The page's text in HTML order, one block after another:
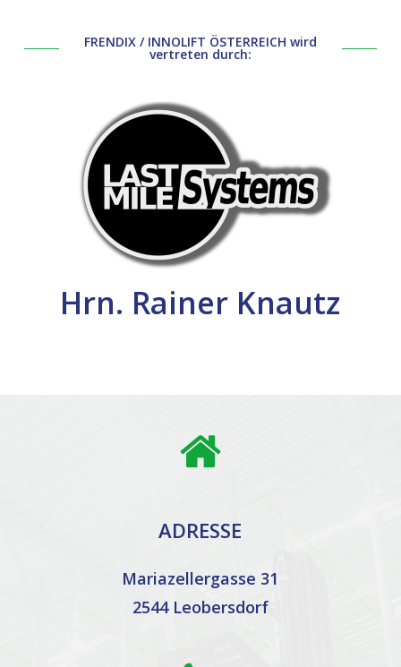
FRENDIX / INNOLIFT ÖSTERREICH wird
vertreten durch:
Hrn. Rainer Knautz
ADRESSE
Mariazellergasse 31
2544 Leobersdorf